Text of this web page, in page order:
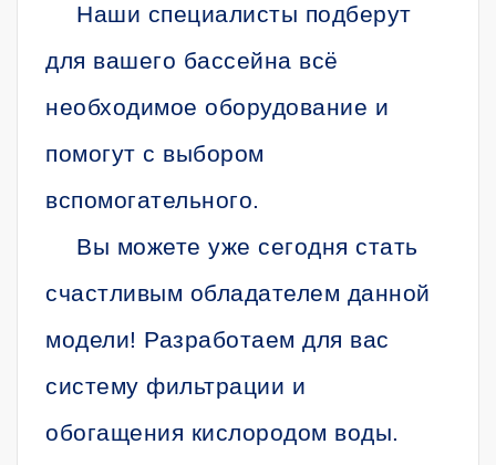
Наши специалисты подберут
для вашего бассейна всё
необходимое оборудование и
помогут с выбором
вспомогательного.
Вы можете уже сегодня стать
счастливым обладателем данной
модели! Разработаем для вас
систему фильтрации и
обогащения кислородом воды.